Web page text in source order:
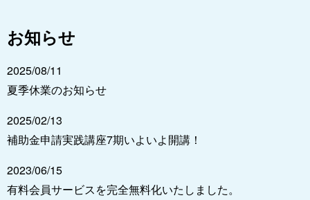
お知らせ
2025/08/11
夏季休業のお知らせ
2025/02/13
補助金申請実践講座7期いよいよ開講！
2023/06/15
有料会員サービスを完全無料化いたしました。